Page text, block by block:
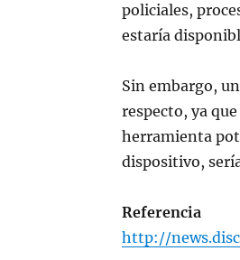
policiales,
estaría
Sin embargo,
respecto, ya
herramienta
dispositivo,
Referencia
http://